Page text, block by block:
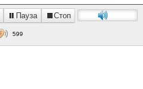
Пауза Стоп
599